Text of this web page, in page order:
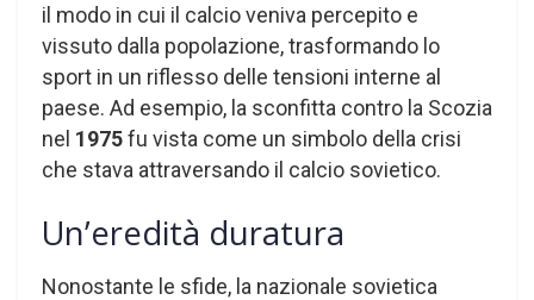
il modo in cui il calcio veniva percepito e
vissuto dalla popolazione, trasformando lo
sport in un riflesso delle tensioni interne al
paese. Ad esempio, la sconfitta contro la Scozia
nel 1975fu vista come un simbolo della crisi
che stava attraversando il calcio sovietico.
Un’eredità duratura
Nonostante le sfide, la nazionale sovietica